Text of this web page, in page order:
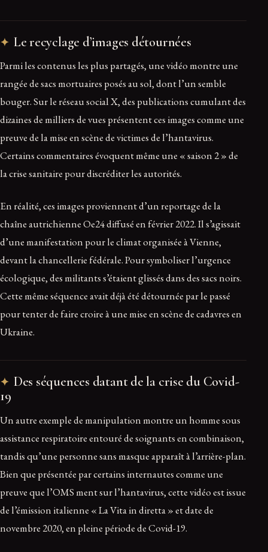
Le recyclage d’images détournées
Parmi les contenus les plus partagés, une vidéo montre une
rangée de sacs mortuaires posés au sol, dont l’un semble
bouger. Sur le réseau social X, des publications cumulant des
dizaines de milliers de vues présentent ces images comme une
preuve de la mise en scène de victimes de l’hantavirus.
Certains commentaires évoquent même une « saison 2 » de
la crise sanitaire pour discréditer les autorités.
En réalité, ces images proviennent d’un reportage de la
chaîne autrichienne Oe24 diffusé en février 2022. Il s’agissait
d’une manifestation pour le climat organisée à Vienne,
devant la chancellerie fédérale. Pour symboliser l’urgence
écologique, des militants s’étaient glissés dans des sacs noirs.
Cette même séquence avait déjà été détournée par le passé
pour tenter de faire croire à une mise en scène de cadavres en
Ukraine.
Des séquences datant de la crise du Covid-
19
Un autre exemple de manipulation montre un homme sous
assistance respiratoire entouré de soignants en combinaison,
tandis qu’une personne sans masque apparaît à l’arrière-plan.
Bien que présentée par certains internautes comme une
preuve que l’OMS ment sur l’hantavirus, cette vidéo est issue
de l’émission italienne « La Vita in diretta » et date de
novembre 2020, en pleine période de Covid-19.